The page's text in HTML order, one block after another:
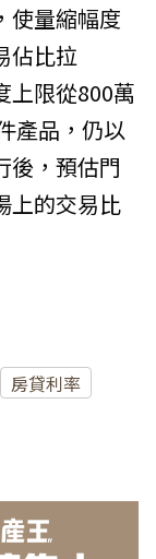
使量縮幅度
佔比拉
上限從800萬
產品，仍以
後，預估門
上的交易比
房貸利率